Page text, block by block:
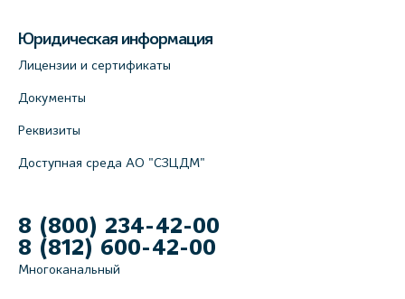
На карте
Юридическая информация
Лицензии и сертификаты
Документы
Реквизиты
Доступная среда АО "СЗЦДМ"
8 (800) 234-42-00
8 (812) 600-42-00
Многоканальный